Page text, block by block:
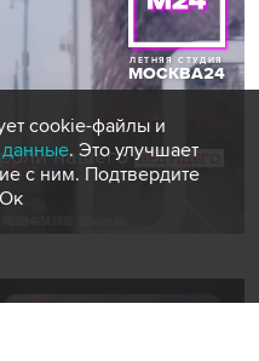
cookie-файлы и
. Это улучшает
с ним. Подтвердите